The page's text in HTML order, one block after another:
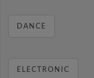
DANCE
ELECTRONIC